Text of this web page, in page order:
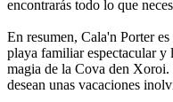
encontrarás todo lo que
En resumen, Cala'n Porter
playa familiar espectacular y
magia de la Cova den
desean unas vacaciones